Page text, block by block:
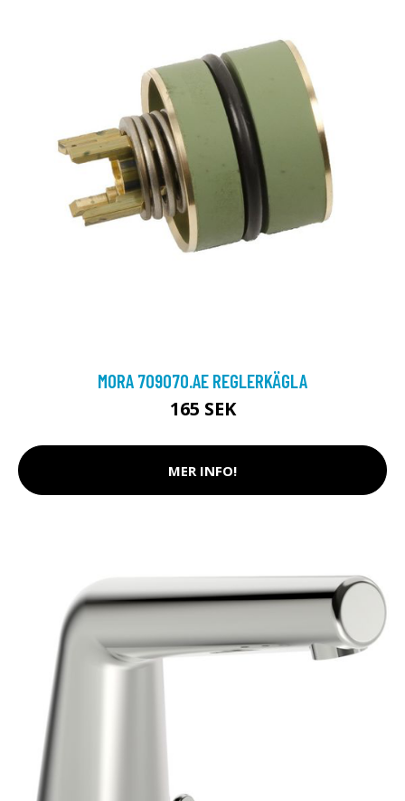
MORA 709070.AE REGLERKÄGLA
165 SEK
MER INFO!